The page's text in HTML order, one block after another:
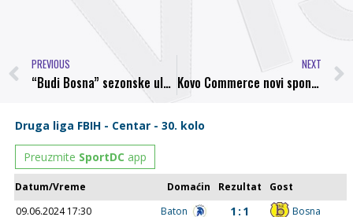
PREVIOUS
“Budi Bosna” sezonske ulaznice od danas u prodaji
NEXT
Kovo Commerce novi sponzor NK Bosna za narednu sezonu